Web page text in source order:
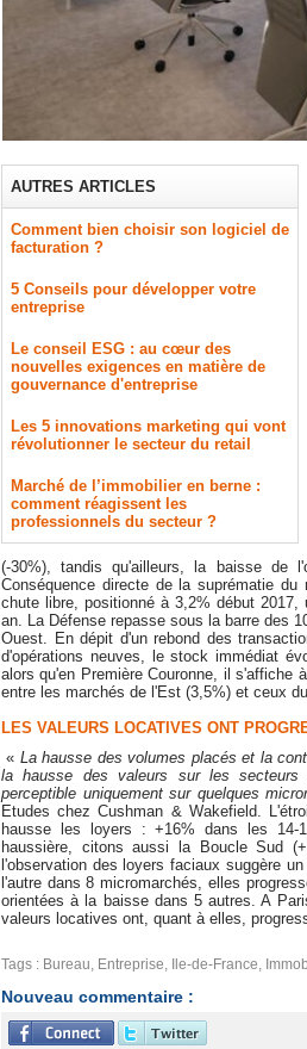
AUTRES ARTICLES
Comment bien choisir son logiciel de
facturation ?
5 Conseils pour développer votre
entreprise
Le conseil ESG : au cœur des
nouvelles exigences en matière de
gouvernance d'entreprise
Les 5 innovations marketing qui vont
révolutionner le secteur du retail
Marché de l’immobilier en berne :
comment réagissent les
professionnels du secteur ?
(-30%), tandis qu'ailleurs, la baisse de
Conséquence directe de la suprématie
chute libre, positionné à 3,2% début
an. La Défense repasse sous la barre des
Ouest. En dépit d'un rebond des
d'opérations neuves, le stock immédiat
alors qu'en Première Couronne, il s'affiche
entre les marchés de l'Est (3,5%) et ceux
LES VALEURS LOCATIVES ONT
​ « La hausse des volumes placés et la
la hausse des valeurs sur les
perceptible uniquement sur quelques
Etudes chez Cushman & Wakefield.
hausse les loyers : +16% dans les 14-
haussière, citons aussi la Boucle Sud
l'observation des loyers faciaux suggère
l'autre dans 8 micromarchés, elles
orientées à la baisse dans 5 autres. A
valeurs locatives ont, quant à elles,
Tags : Bureau, Entreprise, Ile-de-France,
Nouveau commentaire :